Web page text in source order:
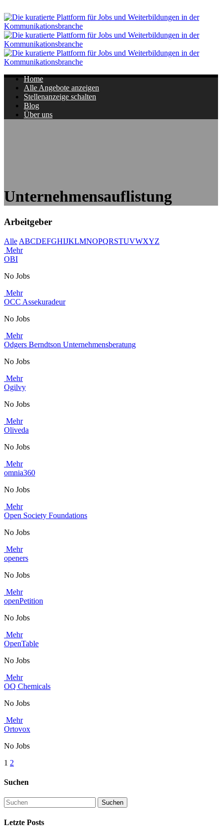
Home
Alle Angebote anzeigen
Stellenanzeige schalten
Blog
Über uns
Unternehmensauflistung
Arbeitgeber
Alle ABCDEFGHIJKLMNOPQRSTUVWXYZ
Mehr
OBI
No Jobs
Mehr
OCC Assekuradeur
No Jobs
Mehr
Odgers Berndtson Unternehmensberatung
No Jobs
Mehr
Ogilvy
No Jobs
Mehr
Oliveda
No Jobs
Mehr
omnia360
No Jobs
Mehr
Open Society Foundations
No Jobs
Mehr
openers
No Jobs
Mehr
openPetition
No Jobs
Mehr
OpenTable
No Jobs
Mehr
OQ Chemicals
No Jobs
Mehr
Ortovox
No Jobs
1 2
Suchen
Letzte Posts